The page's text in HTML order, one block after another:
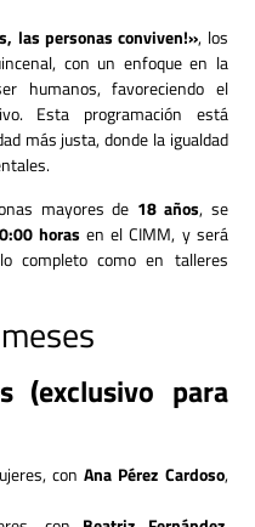
las personas conviven!», los
con un enfoque en la
humanos, favoreciendo el
Esta programación está
más justa, donde la igualdad
mayores de 18 años, se
horas en el CIMM, y será
completo como en talleres
(exclusivo para
conAna Pérez Cardoso,